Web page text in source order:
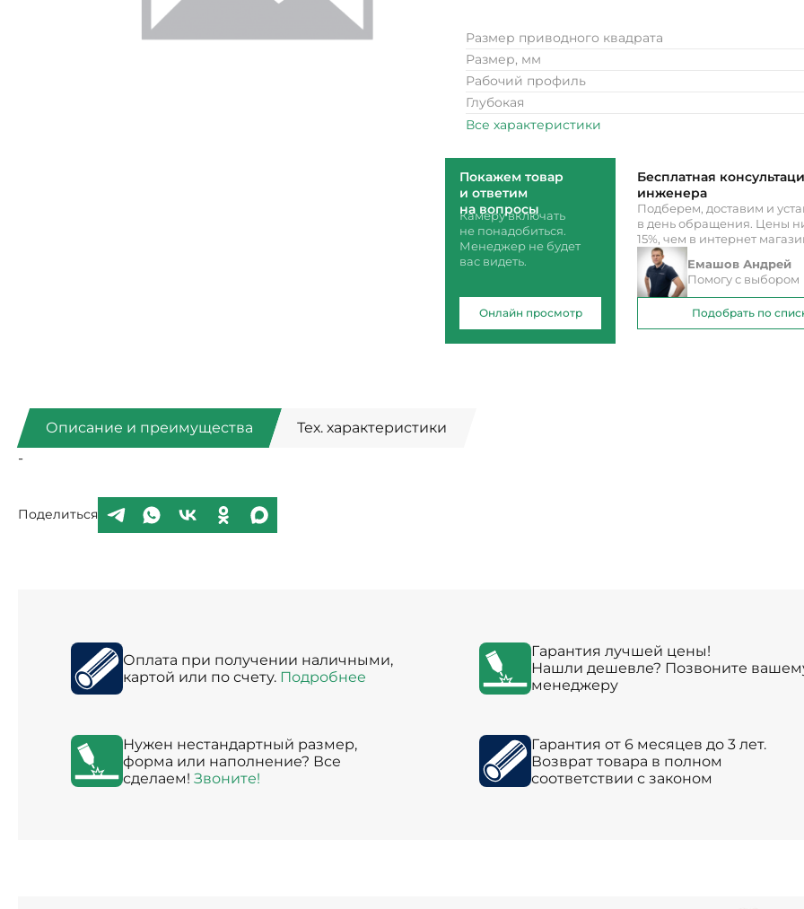
Размер приводного квадрата
Размер, мм
Рабочий профиль
Глубокая
Все характеристики
Покажем товар
и ответим
на вопросы
Камеру включать
не понадобиться.
Менеджер не будет
вас видеть.
Онлайн просмотр
Бесплатная
инженера
Подберем, доставим и
в день обращения. Цены
15%, чем в интернет
Емашов Андрей
Помогу с выбором
Подобрать по
Описание и преимущества
Тех. характеристики
-
Поделиться
Оплата при получении наличными,
картой или по счету. Подробнее
Гарантия лучшей цены!
Нашли дешевле? Позвоните
менеджеру
Нужен нестандартный размер,
форма или наполнение? Все
сделаем! Звоните!
Гарантия от 6 месяцев до 3 лет.
Возврат товара в полном
соответствии с законом